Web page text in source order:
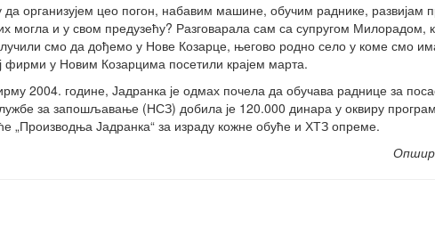
организујем цео погон, набавим машине, обучим раднике, развијам
могла и у свом предузећу? Разговарала сам са супругом Милорадом,
смо да дођемо у Нове Козарце, његово родно село у коме смо
фирми у Новим Козарцима посетили крајем марта.
2004. године, Јадранка је одмах почела да обучава раднице за
за запошљавање (НСЗ) добила је 120.000 динара у оквиру
„Производња Јадранка“ за израду кожне обуће и ХТЗ опреме.